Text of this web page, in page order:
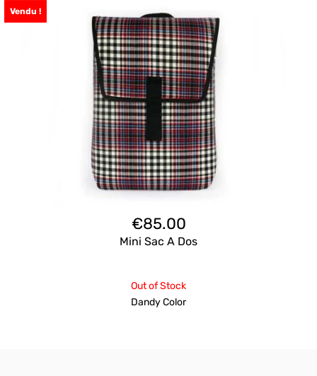
Vendu !
€85.00
Mini Sac A Dos
Out of Stock
Dandy Color